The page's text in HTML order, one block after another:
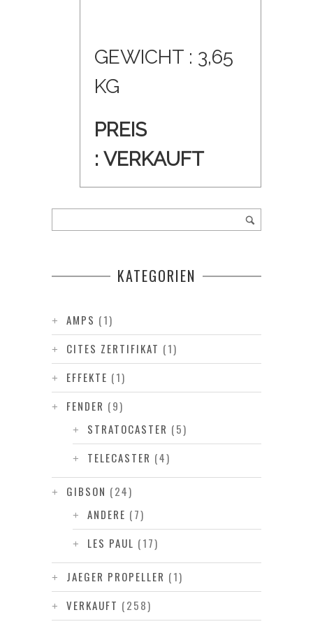
GEWICHT : 3,65
KG
PREIS
: VERKAUFT
KATEGORIEN
AMPS (1)
CITES ZERTIFIKAT (1)
EFFEKTE (1)
FENDER (9)
STRATOCASTER (5)
TELECASTER (4)
GIBSON (24)
ANDERE (7)
LES PAUL (17)
JAEGER PROPELLER (1)
VERKAUFT (258)